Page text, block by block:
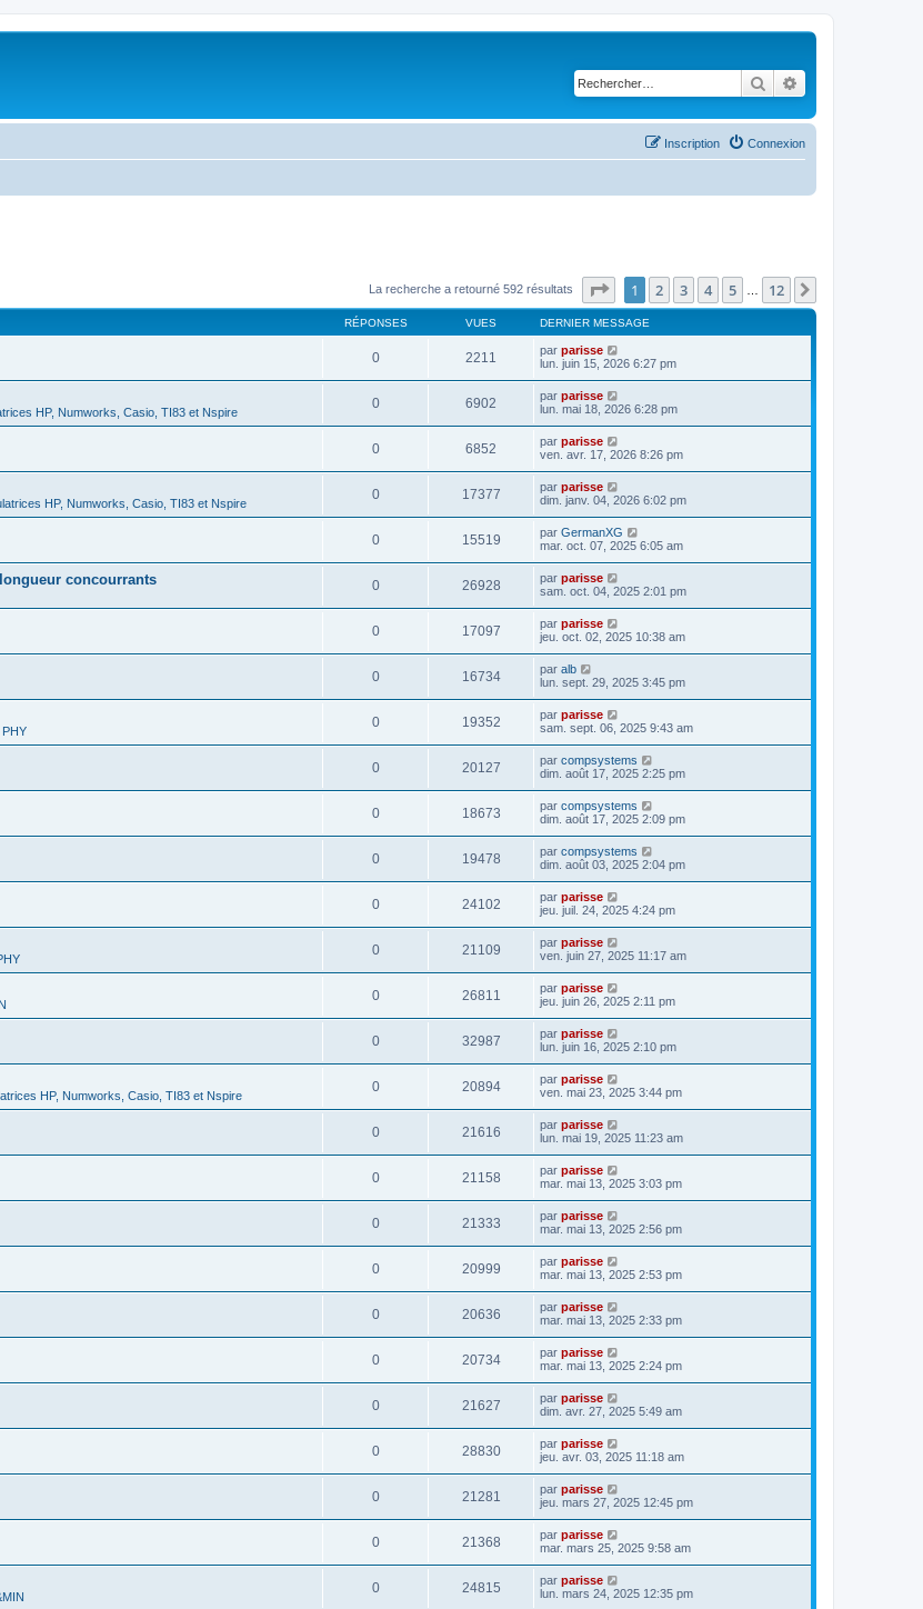
Rechercher
Connexion
Inscription
La recherche a retourné 592 résultats Page sur12
1 2 3 4 5 12
RÉPONSES VUES DERNIER MESSAGE
0 2211 par parisse
lun. juin 15, 2026 6:27 pm
HP, Numworks, Casio, TI83 et Nspire
0 6902 par parisse
lun. mai 18, 2026 6:28 pm
0 6852 par parisse
ven. avr. 17, 2026 8:26 pm
HP, Numworks, Casio, TI83 et Nspire
0 17377 par parisse
dim. janv. 04, 2026 6:02 pm
0 15519 par GermanXG
mar. oct. 07, 2025 6:05 am
concourrants 0 26928 par parisse
sam. oct. 04, 2025 2:01 pm
0 17097 par parisse
jeu. oct. 02, 2025 10:38 am
0 16734 par alb
lun. sept. 29, 2025 3:45 pm
0 19352 par parisse
sam. sept. 06, 2025 9:43 am
0 20127 par compsystems
dim. août 17, 2025 2:25 pm
0 18673 par compsystems
dim. août 17, 2025 2:09 pm
0 19478 par compsystems
dim. août 03, 2025 2:04 pm
0 24102 par parisse
jeu. juil. 24, 2025 4:24 pm
0 21109 par parisse
ven. juin 27, 2025 11:17 am
0 26811 par parisse
jeu. juin 26, 2025 2:11 pm
0 32987 par parisse
lun. juin 16, 2025 2:10 pm
HP, Numworks, Casio, TI83 et Nspire
0 20894 par parisse
ven. mai 23, 2025 3:44 pm
0 21616 par parisse
lun. mai 19, 2025 11:23 am
0 21158 par parisse
mar. mai 13, 2025 3:03 pm
0 21333 par parisse
mar. mai 13, 2025 2:56 pm
0 20999 par parisse
mar. mai 13, 2025 2:53 pm
0 20636 par parisse
mar. mai 13, 2025 2:33 pm
0 20734 par parisse
mar. mai 13, 2025 2:24 pm
0 21627 par parisse
dim. avr. 27, 2025 5:49 am
0 28830 par parisse
jeu. avr. 03, 2025 11:18 am
0 21281 par parisse
jeu. mars 27, 2025 12:45 pm
0 21368 par parisse
mar. mars 25, 2025 9:58 am
0 24815 par parisse
lun. mars 24, 2025 12:35 pm